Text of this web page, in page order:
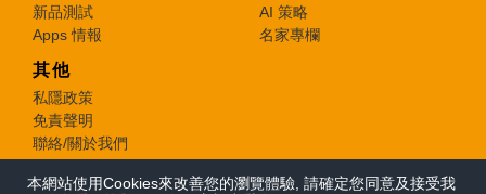
本網站使用Cookies來改善您的瀏覽體驗, 請確定您同意及接受我
新品測試
Apps 情報
AI 策略
名家專欄
其他
私隱政策
免責聲明
聯絡/關於我們
© 2026 e-zone. All Rights Reserved.